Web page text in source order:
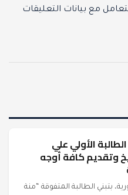
مع بيانات التعليقات
الأولي علي
وتقديم كافة أوجه
بتبني الطالبة المتفوقة “منة